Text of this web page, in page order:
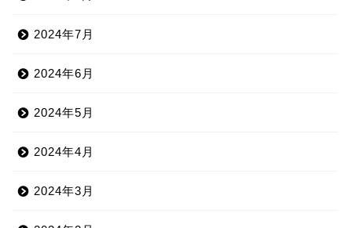
2024年7月
2024年6月
2024年5月
2024年4月
2024年3月